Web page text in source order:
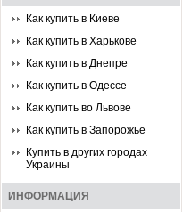
Как купить в Киеве
Как купить в Харькове
Как купить в Днепре
Как купить в Одессе
Как купить во Львове
Как купить в Запорожье
Купить в других городах
Украины
ИНФОРМАЦИЯ